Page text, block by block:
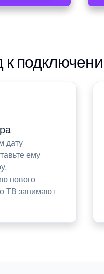
дату
ему
нового
ТВ занимают